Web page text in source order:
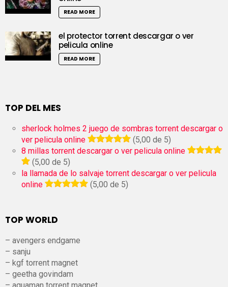
READ MORE
el protector torrent descargar o ver
pelicula online
READ MORE
TOP DEL MES
sherlock holmes 2 juego de sombras torrent descargar o
ver pelicula online
(5,00 de 5)
8 millas torrent descargar o ver pelicula online
(5,00 de 5)
la llamada de lo salvaje torrent descargar o ver pelicula
online
(5,00 de 5)
TOP WORLD
– avengers endgame
– sanju
– kgf torrent magnet
– geetha govindam
– aquaman torrent magnet